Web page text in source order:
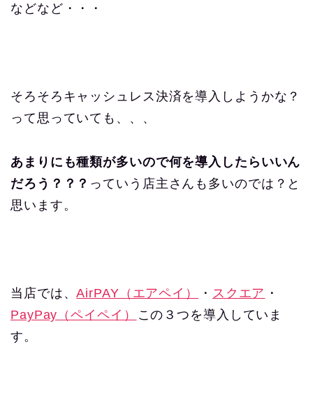
などなど・・・
そろそろキャッシュレス決済を導入しようかな？
って思っていても、、、
あまりにも種類が多いので何を導入したらいいん
だろう？？？ っていう店主さんも多いのでは？と
思います。
当店では、AirPAY（エアペイ） ・ スクエア ・
PayPay（ペイペイ）
この３つを導入していま
す。